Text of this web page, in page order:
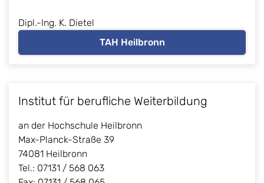
Dipl.-Ing. K. Dietel
TAH Heilbronn
Institut für berufliche Weiterbildung
an der Hochschule Heilbronn
Max-Planck-Straße 39
74081 Heilbronn
Tel.: 07131 / 568 063